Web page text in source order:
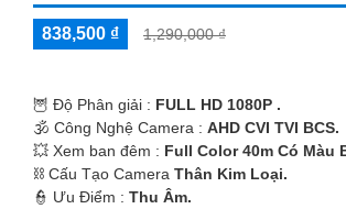
838,500 ₫ 1,290,000 ₫
🦉 Độ Phân giải : FULL HD 1080P .
🕉️ Công Nghệ Camera : AHD CVI TVI BCS.
💥 Xem ban đêm : Full Color 40m Có Màu
⛓ Cấu Tạo Camera Thân Kim Loại.
️👮 Ưu Điểm : Thu Âm.